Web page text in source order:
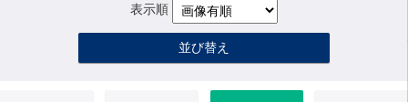
表示順
並び替え